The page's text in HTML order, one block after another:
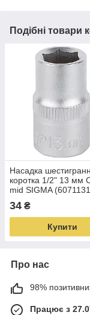
Подібні товари
Насадка
коротка 1/2" 13 мм
mid SIGMA
34 ₴
Купити
Про нас
98%
Працює з